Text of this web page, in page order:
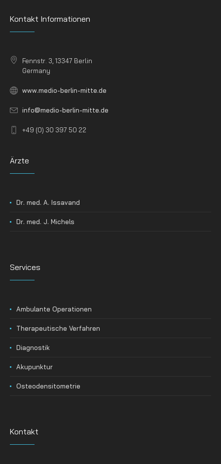
Kontakt Informationen
Fennstr. 3, 13347 Berlin
Germany
www.medio-berlin-mitte.de
info@medio-berlin-mitte.de
+49 (0) 30 397 50 22
Ärzte
Dr. med. A. Issavand
Dr. med. J. Michels
Services
Ambulante Operationen
Therapeutische Verfahren
Diagnostik
Akupunktur
Osteodensitometrie
Kontakt